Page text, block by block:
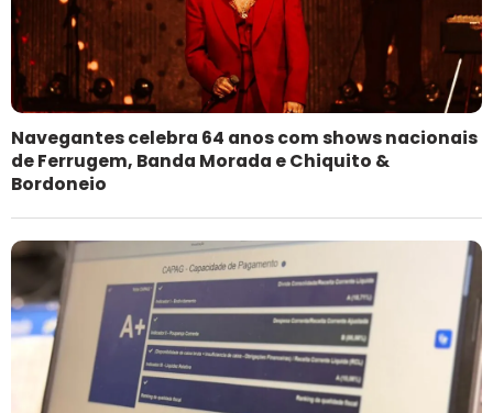
Navegantes celebra 64 anos com shows nacionais
de Ferrugem, Banda Morada e Chiquito &
Bordoneio